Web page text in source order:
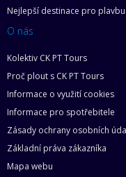
Nejlepší destinace pro
O nás
Kolektiv CK PT Tours
Proč plout s CK PT Tours
Informace o využití cookies
Informace pro spotřebitele
Zásady ochrany osobních
Základní práva zákazníka
Mapa webu